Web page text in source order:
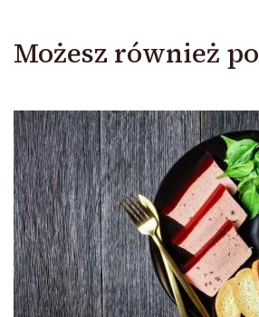
Możesz również